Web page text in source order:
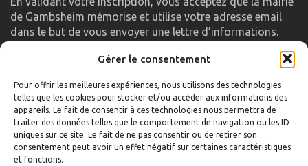
Gérer le consentement
Pour offrir les meilleures expériences, nous utilisons des technologies
telles que les cookies pour stocker et/ou accéder aux informations des
appareils. Le fait de consentir à ces technologies nous permettra de
traiter des données telles que le comportement de navigation ou les ID
uniques sur ce site. Le fait de ne pas consentir ou de retirer son
consentement peut avoir un effet négatif sur certaines caractéristiques
et fonctions.
de Gambsheim mémorise et utilise votre adresse email
dans le but de vous envoyer une lettre d’informations.
LIENS UTILES
Accueil
Formulaire de contact
Gambs TV